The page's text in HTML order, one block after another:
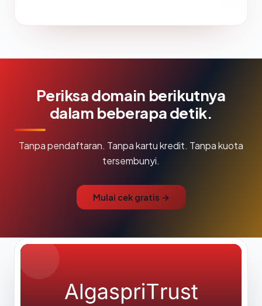
Periksa domain berikutnya
dalam beberapa detik.
Tanpa pendaftaran. Tanpa kartu kredit. Tanpa kuota
tersembunyi.
Mulai cek gratis →